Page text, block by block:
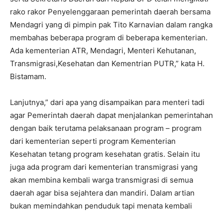
rako rakor Penyelenggaraan pemerintah daerah bersama
Mendagri yang di pimpin pak Tito Karnavian dalam rangka
membahas beberapa program di beberapa kementerian.
Ada kementerian ATR, Mendagri, Menteri Kehutanan,
Transmigrasi,Kesehatan dan Kementrian PUTR,” kata H.
Bistamam.
Lanjutnya,” dari apa yang disampaikan para menteri tadi
agar Pemerintah daerah dapat menjalankan pemerintahan
dengan baik terutama pelaksanaan program – program
dari kementerian seperti program Kementerian
Kesehatan tetang program kesehatan gratis. Selain itu
juga ada program dari kementerian transmigrasi yang
akan membina kembali warga transmigrasi di semua
daerah agar bisa sejahtera dan mandiri. Dalam artian
bukan memindahkan penduduk tapi menata kembali